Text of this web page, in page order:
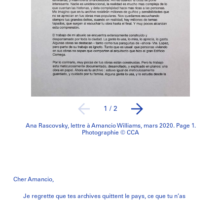
Ana Rascovsky, lettre à Amancio Williams, mars 2020. Page 1.
Photographie © CCA
1 / 2
Cher Amancio,
Je regrette que tes archives quittent le pays, ce que tu n’as